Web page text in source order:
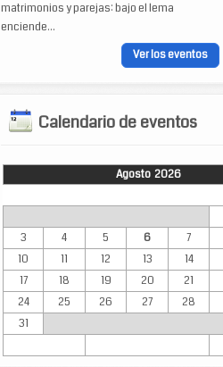
matrimonios y parejas: bajo el lema
enciende...
Ver los eventos
Calendario de eventos
Agosto 2026
3
4 5 6 7
10
11 12 13 14
17
18 19 20 21
24
25 26 27 28
31